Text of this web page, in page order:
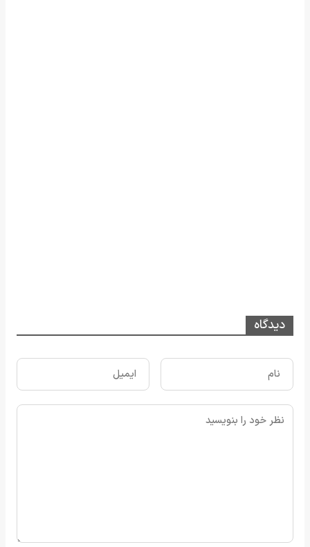
دیدگاه